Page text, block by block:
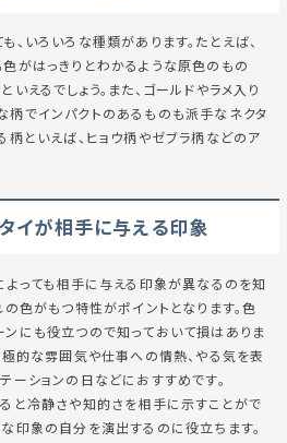
、いろいろな種類があります。たとえば、
がはっきりとわかるような原色のもの
えるでしょう。また、ゴールドやラメ入り
柄でインパクトのあるものも派手なネクタ
柄といえば、ヒョウ柄やゼブラ柄などのア
イが相手に与える印象
よっても相手に与える印象が異なるのを知
の色がもつ特性がポイントとなります。色
にも役立つので知っておいて損はありま
極的な雰囲気や仕事への情熱、やる気を表
ーションの日などにおすすめです。
と冷静さや知的さを相手に示すことがで
印象の自分を演出するのに役立ちます。